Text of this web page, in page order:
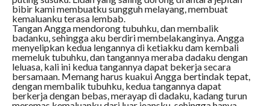
bibir kami membuatku sungguh melayang, membuat
kemaluanku terasa lembab.
Tangan Angga mendorong tubuhku, dan membalik
badanku, sehingga aku berdiri membelakanginya. Angga
menyelipkan kedua lengannya di ketiakku dam kembali
memeluk tubuhku, dan tangannya meraba dadaku dengan
leluasa, kali ini kedua tangannya dapat bekerja secara
bersamaan. Memang harus kuakui Angga bertindak tepat,
dengan membalik tubuhku, kedua tangannya dapat
berkerja dengan bebas, merayap di dadaku, kadang turun